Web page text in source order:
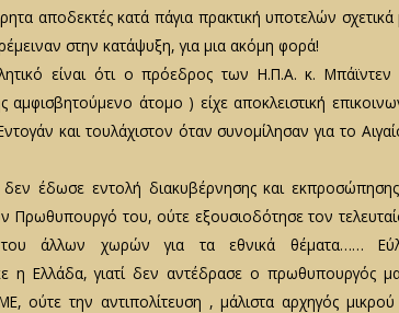
αποδεκτές κατά πάγια πρακτική υποτελών
στην κατάψυξη, για μια ακόμη φορά!
είναι ότι ο πρόεδρος των Η.Π.Α. κ. Μπάϊντεν (
αμφισβητούμενο άτομο ) είχε αποκλειστική
και τουλάχιστον όταν συνομίλησαν για το
έδωσε εντολή διακυβέρνησης και
Πρωθυπουργό του, ούτε εξουσιοδότησε τον
άλλων χωρών για τα εθνικά θέματα……
η Ελλάδα, γιατί δεν αντέδρασε ο πρωθυπουργός
ούτε την αντιπολίτευση , μάλιστα αρχηγός